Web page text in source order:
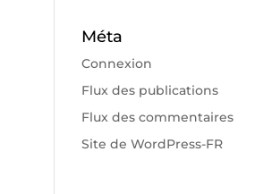
Méta
Connexion
Flux des publications
Flux des commentaires
Site de WordPress-FR